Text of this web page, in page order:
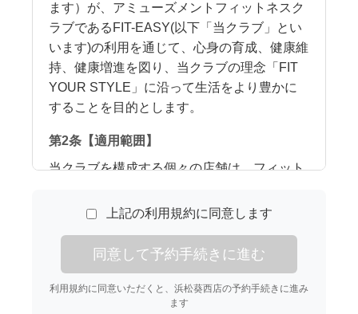
ます）が、アミューズメントフィットネスク
ラブであるFIT-EASY(以下「当クラブ」とい
います)の利用を通じて、心身の育成、健康維
持、健康増進を図り、当クラブの理念「FIT
YOUR STYLE」に沿って生活をより豊かに
することを目的とします。
第2条【適用範囲】
当クラブを構成する個々の店舗は、フィット
またはそのフランチャイズ加盟店(以下「加盟
約は、ビジター利用者と本部または加盟店と
の間における当クラブおよび付帯関連するサ
ービスの利用について適用されるものとしま
上記の利用規約に同意します
同意して予約手続きに進む
利用規約に同意いただくと、浜松葵西店の予約手続きに進み
ます